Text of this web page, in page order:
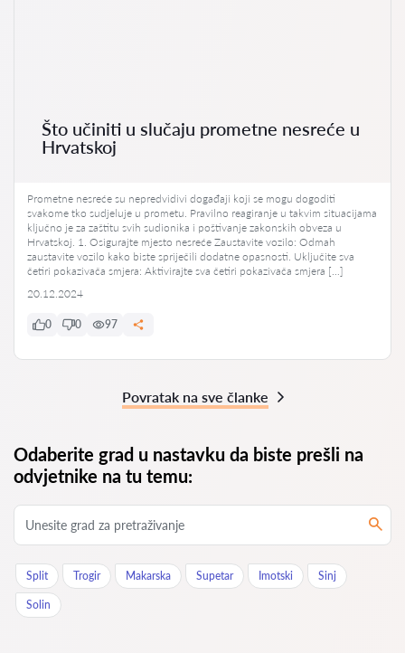
Što učiniti u slučaju prometne nesreće u
Hrvatskoj
Prometne nesreće su nepredvidivi događaji koji se mogu dogoditi
svakome tko sudjeluje u prometu. Pravilno reagiranje u takvim situacijama
ključno je za zaštitu svih sudionika i poštivanje zakonskih obveza u
Hrvatskoj. 1. Osigurajte mjesto nesreće Zaustavite vozilo: Odmah
zaustavite vozilo kako biste spriječili dodatne opasnosti. Uključite sva
četiri pokazivača smjera: Aktivirajte sva četiri pokazivača smjera […]
20.12.2024
0 0 97
Povratak na sve članke
Odaberite grad u nastavku da biste prešli na
odvjetnike na tu temu:
Split Trogir Makarska Supetar Imotski Sinj
Solin